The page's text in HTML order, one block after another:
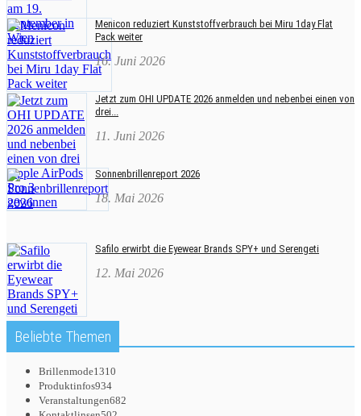
Menicon reduziert Kunststoffverbrauch bei Miru 1day Flat
Pack weiter
16. Juni 2026
Jetzt zum OHI UPDATE 2026 anmelden und nebenbei einen von
drei...
11. Juni 2026
Sonnenbrillenreport 2026
18. Mai 2026
Safilo erwirbt die Eyewear Brands SPY+ und Serengeti
12. Mai 2026
Beliebte Themen
Brillenmode1310
Produktinfos934
Veranstaltungen682